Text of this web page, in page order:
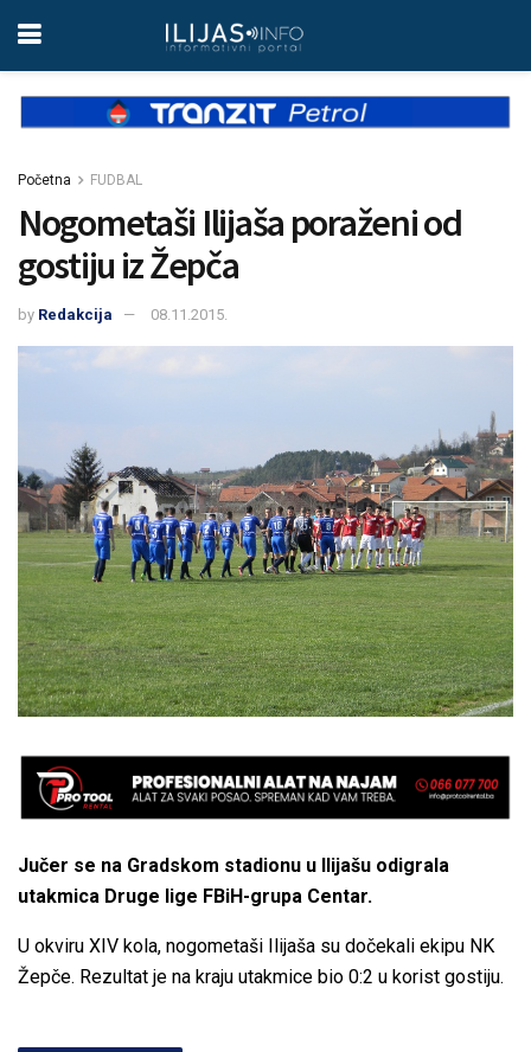
Početna FUDBAL
Nogometaši Ilijaša poraženi od
gostiju iz Žepča
by Redakcija 08.11.2015.
Jučer se na Gradskom stadionu u Ilijašu odigrala
utakmica Druge lige FBiH-grupa Centar.
U okviru XIV kola, nogometaši Ilijaša su dočekali ekipu NK
Žepče. Rezultat je na kraju utakmice bio 0:2 u korist gostiju.